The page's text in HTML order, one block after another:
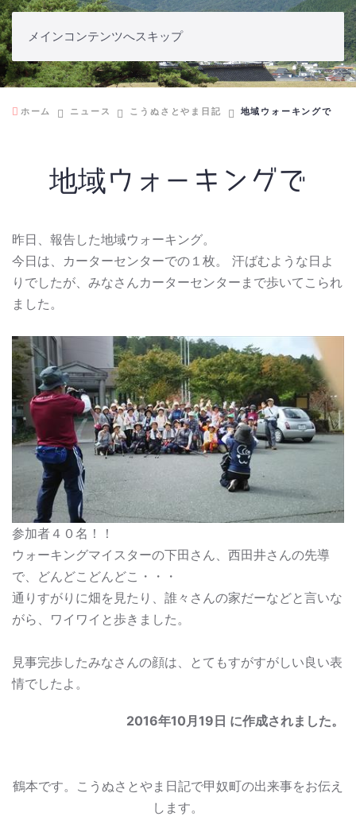
メインコンテンツへスキップ
こうぬさとやま日記
ホーム ニュース こうぬさとやま日記 地域ウォーキングで
地域ウォーキングで
昨日、報告した地域ウォーキング。
今日は、カーターセンターでの１枚。 汗ばむような日よ
りでしたが、みなさんカーターセンターまで歩いてこられ
ました。
参加者４０名！！
ウォーキングマイスターの下田さん、西田井さんの先導
で、どんどこどんどこ・・・
通りすがりに畑を見たり、誰々さんの家だーなどと言いな
がら、ワイワイと歩きました。
見事完歩したみなさんの顔は、とてもすがすがしい良い表
情でしたよ。
2016年10月19日 に作成されました。
鶴本です。こうぬさとやま日記で甲奴町の出来事をお伝え
します。